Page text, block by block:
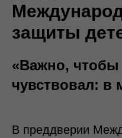
защиты
«Важно,
чувствовал: в
В преддверии